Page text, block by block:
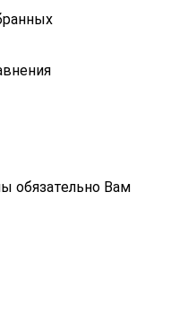
обязательно Вам